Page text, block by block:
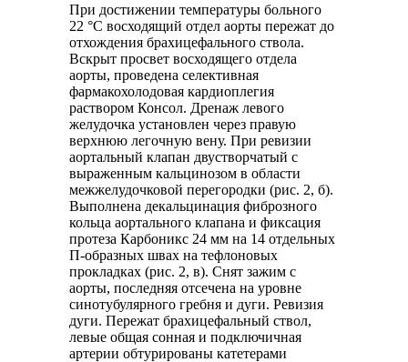
При достижении температуры больного
22 °С восходящий отдел аорты пережат до
отхождения брахицефального ствола.
Вскрыт просвет восходящего отдела
аорты, проведена селективная
фармакохолодовая кардиоплегия
раствором Консол. Дренаж левого
желудочка установлен через правую
верхнюю легочную вену. При ревизии
аортальный клапан двустворчатый с
выраженным кальцинозом в области
межжелудочковой перегородки (рис. 2, б).
Выполнена декальцинация фиброзного
кольца аортального клапана и фиксация
протеза Карбоникс 24 мм на 14 отдельных
П-образных швах на тефлоновых
прокладках (рис. 2, в). Снят зажим с
аорты, последняя отсечена на уровне
синотубулярного гребня и дуги. Ревизия
дуги. Пережат брахицефальный ствол,
левые общая сонная и подключичная
артерии обтурированы катетерами